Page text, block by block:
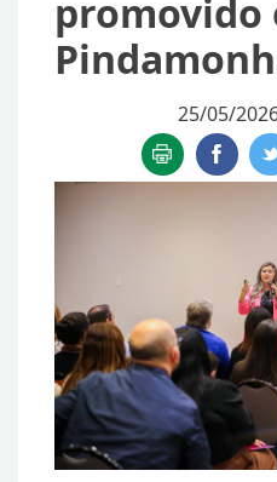
promovido
25/05/